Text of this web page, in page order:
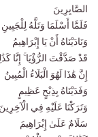
الصَّابِرِينَ
فَلَمَّا أَسْلَمَا وَتَلَّهُ لِلْجَبِينِ
وَنَادَيْنَاهُ أَنْ يَا إِبْرَاهِيمُ
قَدْ صَدَّقْتَ الرُّؤْيَا ۚ إِنَّا
إِنَّ هَٰذَا لَهُوَ الْبَلَاءُ الْمُبِينُ
وَفَدَيْنَاهُ بِذِبْحٍ عَظِيمٍ
وَتَرَكْنَا عَلَيْهِ فِي الْآخِرِينَ
سَلَامٌ عَلَىٰ إِبْرَاهِيمَ